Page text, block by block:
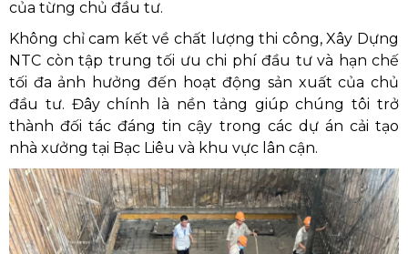
của từng chủ đầu tư.
Không chỉ cam kết về chất lượng thi công, Xây Dựng
NTC còn tập trung tối ưu chi phí đầu tư và hạn chế
tối đa ảnh hưởng đến hoạt động sản xuất của chủ
đầu tư. Đây chính là nền tảng giúp chúng tôi trở
thành đối tác đáng tin cậy trong các dự án cải tạo
nhà xưởng tại Bạc Liêu và khu vực lân cận.